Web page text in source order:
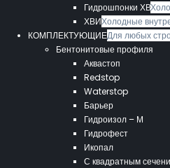
Гидрошпонки ХВ
ХВИХолодные
КОМПЛЕКТУЮЩИЕДля любых
Бентонитовые профиля
Аквастоп
Redstop
Waterstop
Барьер
Гидроизол – М
Гидрофест
Икопал
С квадратным